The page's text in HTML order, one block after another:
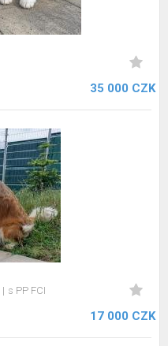
35 000 CZK
s PP FCI
17 000 CZK